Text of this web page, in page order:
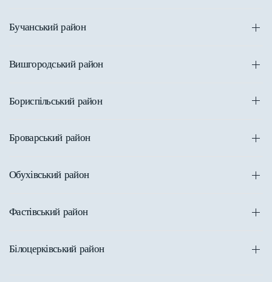
Бучанський район
Вишгородський район
Бориспільський район
Броварський район
Обухівський район
Фастівський район
Білоцерківський район